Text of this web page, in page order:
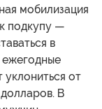
мобилизация
подкупу —
в
уклониться от
В